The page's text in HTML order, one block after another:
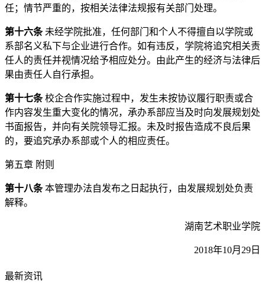
任；情节严重的，按相关法律法规报有关部门处理。
第十六条未经学院批准，任何部门和个人不得擅自以学院或
系部名义私下与企业进行合作。如有违反，学院将追究相关责
任人的责任并视情况给予相应处分。由此产生的经济与法律后
果由责任人自行承担。
第十七条校企合作实施过程中，发生未按协议履行职责或合
作内容发生重大变化的情况，承办系部应当及时向发展规划处
书面报告，并向有关院领导汇报。未及时报告造成不良后果
的，要追究承办系部或个人的相应责任。
第五章 附则
第十八条本管理办法自发布之日起执行，由发展规划处负责
解释。
湖南艺术职业学院
2018年10月29日
最新资讯